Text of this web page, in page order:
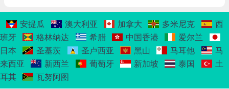
安提瓜 澳大利亚 加拿大 多米尼克
西
班牙
格林纳达 希腊 中国香港
爱尔兰
日本
圣基茨 圣卢西亚 黑山 马耳他
马
来西亚
新西兰 葡萄牙 新加坡 泰国
土
耳其
瓦努阿图